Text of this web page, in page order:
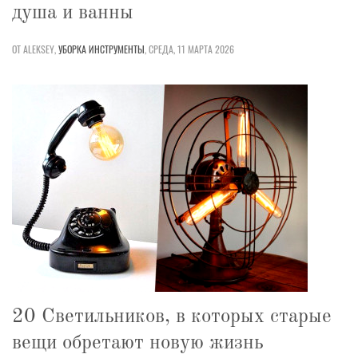
душа и ванны
ОТ ALEKSEY,УБОРКАИНСТРУМЕНТЫ,СРЕДА, 11 МАРТА 2026
20 Светильников, в которых старые
вещи обретают новую жизнь